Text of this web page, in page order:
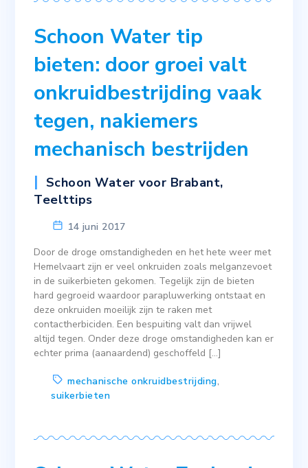
Schoon Water tip
bieten: door groei valt
onkruidbestrijding vaak
tegen, nakiemers
mechanisch bestrijden
Schoon Water voor Brabant,
Teelttips
14 juni 2017
Door de droge omstandigheden en het hete weer met
Hemelvaart zijn er veel onkruiden zoals melganzevoet
in de suikerbieten gekomen. Tegelijk zijn de bieten
hard gegroeid waardoor parapluwerking ontstaat en
deze onkruiden moeilijk zijn te raken met
contactherbiciden. Een bespuiting valt dan vrijwel
altijd tegen. Onder deze droge omstandigheden kan er
echter prima (aanaardend) geschoffeld […]
mechanische onkruidbestrijding,
suikerbieten